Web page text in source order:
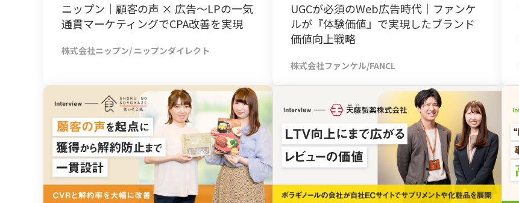
ニップン｜顧客の声 × 広告～LPの一気
通貫マーケティングでCPA改善を実現
株式会社ニップン/ ニップンダイレクト
UGCが必須のWeb広告時代｜ファンケ
ルが『体験価値』で実現したブランド
価値向上戦略
株式会社ファンケル/FANCL